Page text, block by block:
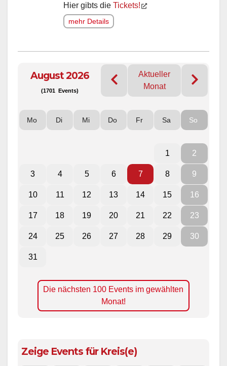
Hier gibts die Tickets!
mehr Details
August 2026
(1701 Events)
Aktueller
Monat
Mo Di Mi Do Fr Sa So
1 2
3 4 5 6 7 8 9
10 11 12 13 14 15 16
17 18 19 20 21 22 23
24 25 26 27 28 29 30
31
Die nächsten 100 Events im gewählten
Monat!
Zeige Events für Kreis(e)